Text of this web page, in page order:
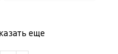
еще